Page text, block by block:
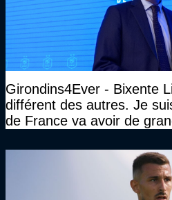
Girondins4Ever - Bixente
différent des autres. Je
de France va avoir de